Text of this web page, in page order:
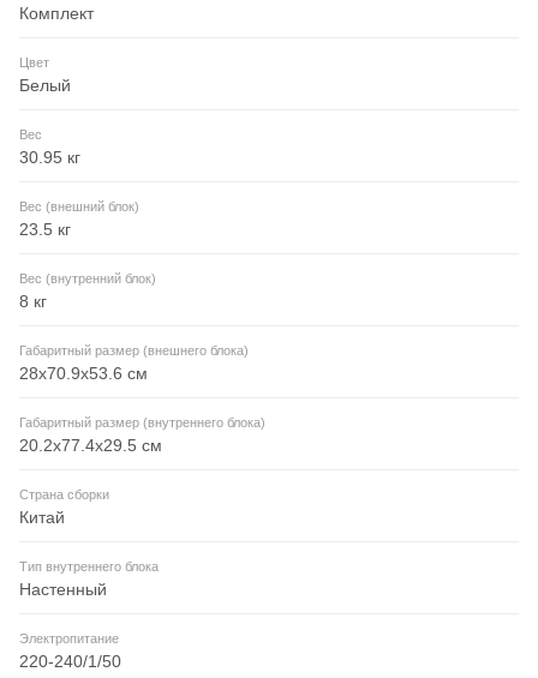
Комплект
Цвет
Белый
Вес
30.95 кг
Вес (внешний блок)
23.5 кг
Вес (внутренний блок)
8 кг
Габаритный размер (внешнего блока)
28x70.9x53.6 см
Габаритный размер (внутреннего блока)
20.2x77.4x29.5 см
Страна сборки
Китай
Тип внутреннего блока
Настенный
Электропитание
220-240/1/50